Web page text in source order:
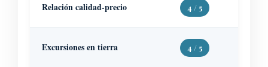
Relación calidad-precio 4 / 5
Excursiones en tierra 4 / 5